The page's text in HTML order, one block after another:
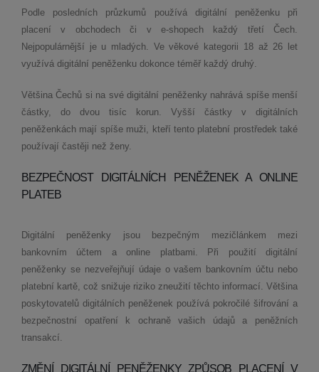
Podle posledních průzkumů používá digitální peněženku při
placení v obchodech či v e­‑shopech každý třetí Čech.
Nejpopulárnější je u mladých. Ve věkové kategorii 18 až 26 let
využívá digitální peněženku dokonce téměř každý druhý.
Většina Čechů si na své digitální peněženky nahrává spíše menší
částky, do dvou tisíc korun. Vyšší částky v digitálních
peněženkách mají spíše muži, kteří tento platební prostředek také
používají častěji než ženy.
BEZPEČNOST DIGITÁLNÍCH PENĚŽENEK A ONLINE
PLATEB
Digitální peněženky jsou bezpečným mezičlánkem mezi
bankovním účtem a online platbami. Při použití digitální
peněženky se nezveřejňují údaje o vašem bankovním účtu nebo
platební kartě, což snižuje riziko zneužití těchto informací. Většina
poskytovatelů digitálních peněženek používá pokročilé šifrování a
bezpečnostní opatření k ochraně vašich údajů a peněžních
transakcí.
ZMĚNÍ DIGITÁLNÍ PENĚŽENKY ZPŮSOB PLACENÍ V